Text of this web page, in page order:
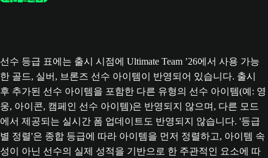
선수 등급 표에는 출시 시점에 Ultimate Team ’26에서 사용 가능
한 골드, 실버, 브론즈 선수 아이템이 반영되어 있습니다. 출시
후 추가된 선수 아이템을 포함한 다른 유형의 선수 아이템(예: 영
웅, 아이콘, 캠페인 선수 아이템)은 반영되지 않으며, 다른 모드
에서 제공되는 실시간 폼 업데이트도 반영되지 않습니다. '등급
별 정렬'은 종합 등급에 따라 아이템을 먼저 정렬하고, 아이템 속
성이 아닌 선수의 실제 성적을 기반으로 한 주관적인 요소에 따